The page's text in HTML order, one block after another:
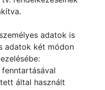
adatok is
adatok két módon
által használt